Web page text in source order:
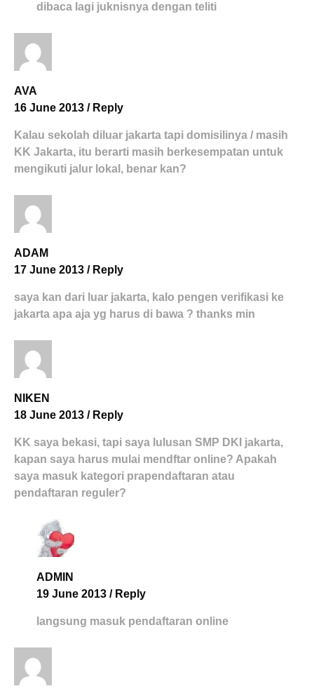
dibaca lagi juknisnya dengan teliti
AVA
16 June 2013 / Reply
Kalau sekolah diluar jakarta tapi domisilinya / masih
KK Jakarta, itu berarti masih berkesempatan untuk
mengikuti jalur lokal, benar kan?
ADAM
17 June 2013 / Reply
saya kan dari luar jakarta, kalo pengen verifikasi ke
jakarta apa aja yg harus di bawa ? thanks min
NIKEN
18 June 2013 / Reply
KK saya bekasi, tapi saya lulusan SMP DKI jakarta,
kapan saya harus mulai mendftar online? Apakah
saya masuk kategori prapendaftaran atau
pendaftaran reguler?
ADMIN
19 June 2013 / Reply
langsung masuk pendaftaran online